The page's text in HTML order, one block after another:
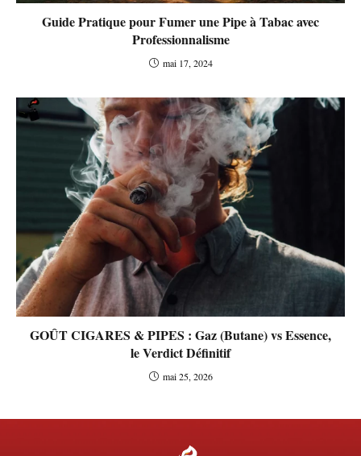
Guide Pratique pour Fumer une Pipe à Tabac avec
Professionnalisme
mai 17, 2024
GOÛT CIGARES & PIPES : Gaz (Butane) vs Essence,
le Verdict Définitif
mai 25, 2026